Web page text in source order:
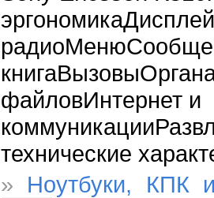
файловИнтернет и
технические
» Ноутбуки, КПК